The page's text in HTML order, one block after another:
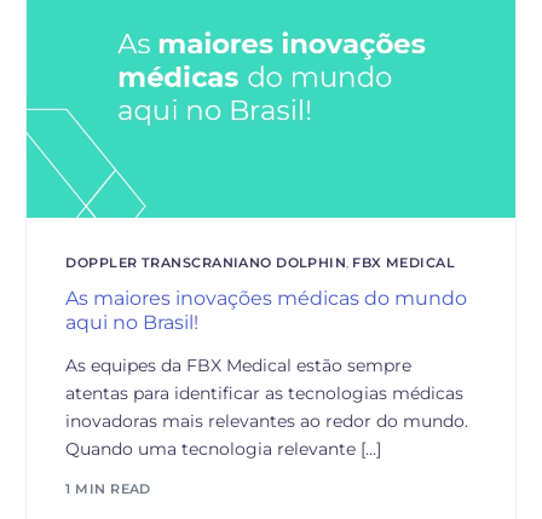
DOPPLER TRANSCRANIANO DOLPHIN, FBX MEDICAL
As maiores inovações médicas do mundo
aqui no Brasil!
As equipes da FBX Medical estão sempre
atentas para identificar as tecnologias médicas
inovadoras mais relevantes ao redor do mundo.
Quando uma tecnologia relevante […]
1 MIN READ